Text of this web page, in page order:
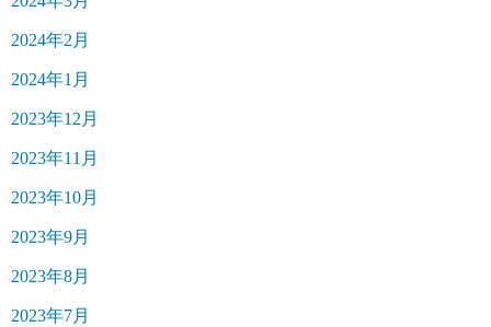
2024年2月
2024年1月
2023年12月
2023年11月
2023年10月
2023年9月
2023年8月
2023年7月